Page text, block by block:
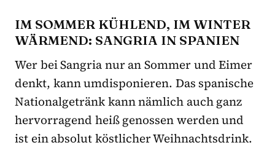
IM SOMMER KÜHLEND, IM WINTER
WÄRMEND: SANGRIA IN SPANIEN
Wer bei Sangria nur an Sommer und Eimer
denkt, kann umdisponieren. Das spanische
Nationalgetränk kann nämlich auch ganz
hervorragend heiß genossen werden und
ist ein absolut köstlicher Weihnachtsdrink.